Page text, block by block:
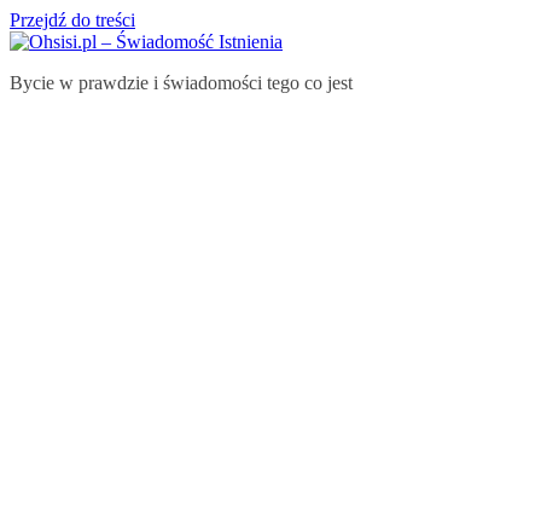
Przejdź do treści
Bycie w prawdzie i świadomości tego co jest